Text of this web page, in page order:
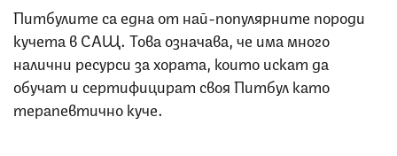
Питбулите са една от най-популярните породи
кучета в САЩ. Това означава, че има много
налични ресурси за хората, които искат да
обучат и сертифицират своя Питбул като
терапевтично куче.